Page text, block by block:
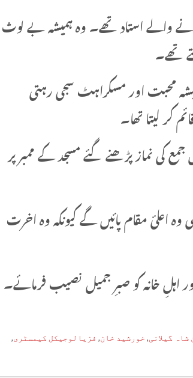
کرنے والے استاد تھے۔ وہ ہمیشہ بے لوث
تھے۔
محبت اور مسکراہٹ سجی رہتی
کر لیتا تھا۔
کی نماز پڑھنے گئے مسجد کے ممبر پر
وہ اعلئ مقام پائیں گے کیونکہ وہ اخرت
اہلِ خانہ کو صبرِ جمیل نصیب فرمائے۔
گیلانی, خورشید خان, فزیالوجیکل کیمسٹری,